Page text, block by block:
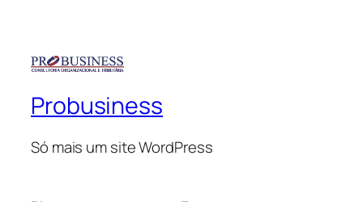
Probusiness
Só mais um site WordPress